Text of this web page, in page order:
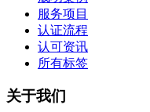
服务项目
认证流程
认可资讯
所有标签
关于我们